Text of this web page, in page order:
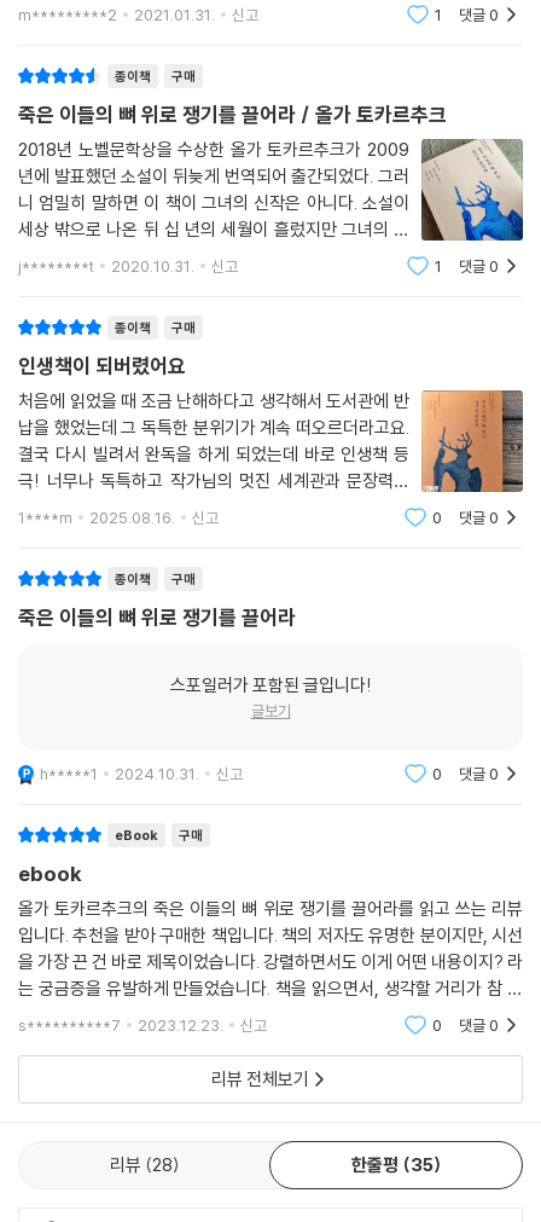
m*********2 2021.01.31. 신고 1 댓글0
종이책 구매
죽은 이들의 뼈 위로 쟁기를 끌어라 / 올가 토카르추크
2018년 노벨문학상을 수상한 올가 토카르추크가 2009
년에 발표했던 소설이 뒤늦게 번역되어 출간되었다. 그러
니 엄밀히 말하면 이 책이 그녀의 신작은 아니다. 소설이
세상 밖으로 나온 뒤 십 년의 세월이 흘렀지만 그녀의 메
시지는 여전히 유효하다. 그러고보면 우리를 둘러싼 세계
가 빨리 변화하는 것처럼 느끼다가도, 인식의 단계 하나를
j********t 2020.10.31. 신고 1 댓글0
종이책 구매
인생책이 되버렸어요
처음에 읽었을 때 조금 난해하다고 생각해서 도서관에 반
납을 했었는데 그 독특한 분위기가 계속 떠오르더라고요.
결국 다시 빌려서 완독을 하게 되었는데 바로 인생책 등
극! 너무나 독특하고 작가님의 멋진 세계관과 문장력이
매혹적인 작품입니다.
1****m 2025.08.16. 신고 0 댓글0
종이책 구매
죽은 이들의 뼈 위로 쟁기를 끌어라
스포일러가 포함된 글입니다!
글보기
h*****1 2024.10.31. 신고 0 댓글0
eBook 구매
ebook
올가 토카르추크의 죽은 이들의 뼈 위로 쟁기를 끌어라를 읽고 쓰는 리뷰
입니다. 추천을 받아 구매한 책입니다. 책의 저자도 유명한 분이지만, 시선
을 가장 끈 건 바로 제목이었습니다. 강렬하면서도 이게 어떤 내용이지? 라
는 궁금증을 유발하게 만들었습니다. 책을 읽으면서, 생각할 거리가 참 많
았습니다. 저는 나름대로 재미있게 잘 읽었습니다. 추천합니다.
s**********7 2023.12.23. 신고 0 댓글0
리뷰 전체보기
리뷰 28 한줄평 35